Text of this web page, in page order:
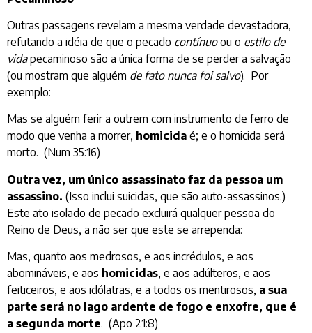
Outras passagens revelam a mesma verdade devastadora,
refutando a idéia de que o pecado contínuoou o estilo de
vidapecaminoso são a única forma de se perder a salvação
(ou mostram que alguém de fato nunca foi salvo). Por
exemplo:
Mas se alguém ferir a outrem com instrumento de ferro de
modo que venha a morrer, homicida é; e o homicida será
morto. (Num 35:16)
Outra vez, um único assassinato faz da pessoa um
assassino. (Isso inclui suicidas, que são auto-assassinos.)
Este ato isolado de pecado excluirá qualquer pessoa do
Reino de Deus, a não ser que este se arrependa:
Mas, quanto aos medrosos, e aos incrédulos, e aos
abomináveis, e aos homicidas, e aos adúlteros, e aos
feiticeiros, e aos idólatras, e a todos os mentirosos, a sua
parte será no lago ardente de fogo e enxofre, que é
a segunda morte. (Apo 21:8)